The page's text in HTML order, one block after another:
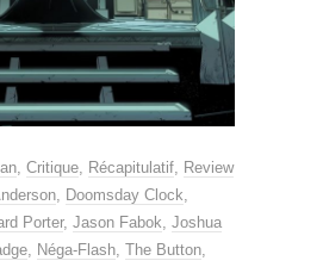
, Critique, Récapitulatif, Review
, Doomsday Clock,
Porter, Jason Fabok, Joshua
, Néga-Flash, The Button,